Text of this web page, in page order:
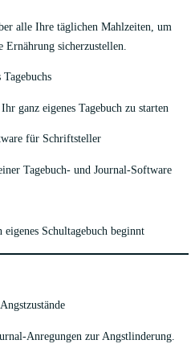
alle Ihre täglichen Mahlzeiten, um
Ernährung sicherzustellen.
ganz eigenes Tagebuch zu starten
für Schriftsteller
Tagebuch- und Journal-Software
Schultagebuch beginnt
Anregungen zur Angstlinderung.